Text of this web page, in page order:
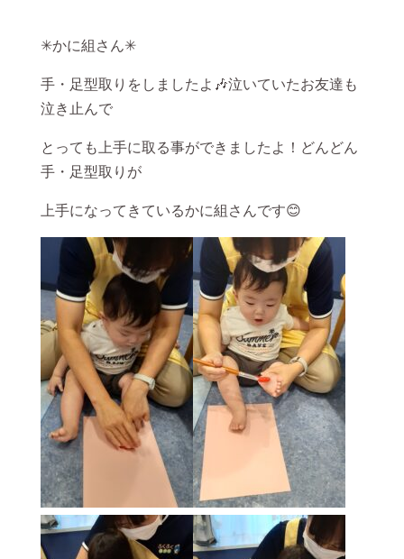
✳かに組さん✳
手・足型取りをしましたよ🎶泣いていたお友達も
泣き止んで
とっても上手に取る事ができましたよ！どんどん
手・足型取りが
上手になってきているかに組さんです😊